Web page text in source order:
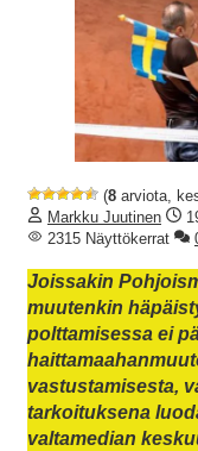
(8 arviota,
Markku Juutinen
2315 Näyttökerrat
Joissakin
muutenkin
polttamisessa ei
vastustamisesta,
tarkoituksena
valtamedian